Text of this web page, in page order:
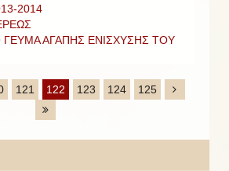
2014
ΓΕΥΜΑ ΑΓΑΠΗΣ ΕΝΙΣΧΥΣΗΣ ΤΟΥ
121 122 123 124 125